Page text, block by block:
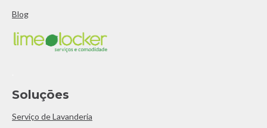
Blog
Soluçōes
Serviço de Lavanderia